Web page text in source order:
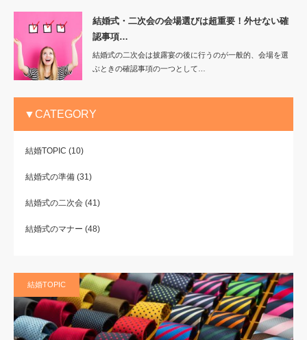
結婚式・二次会の会場選びは超重要！外せない確
認事項…
結婚式の二次会は披露宴の後に行うのが一般的、会場を選
ぶときの確認事項の一つとして…
▼CATEGORY
結婚TOPIC (10)
結婚式の準備 (31)
結婚式の二次会 (41)
結婚式のマナー (48)
結婚TOPIC